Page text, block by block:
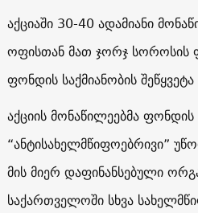
აქციაში 30-40 ადამიანი
ოფისთან მათ ჯორჯ სოროსის
ფონდის საქმიანობის
აქციის მონაწილეებმა ფონდის
“ანტისახელმწიფოებრივი”
მის მიერ დაფინანსებული
საქართველოში სხვა